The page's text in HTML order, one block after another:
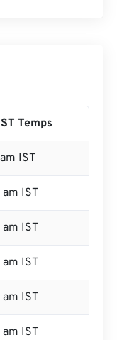
Temps
IST
IST
IST
IST
IST
IST